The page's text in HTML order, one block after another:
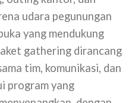
udara pegunungan
yang mendukung
gathering dirancang
tim, komunikasi, dan
program yang